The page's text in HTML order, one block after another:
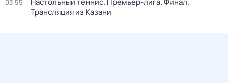
03:55
Трансляция из Казани